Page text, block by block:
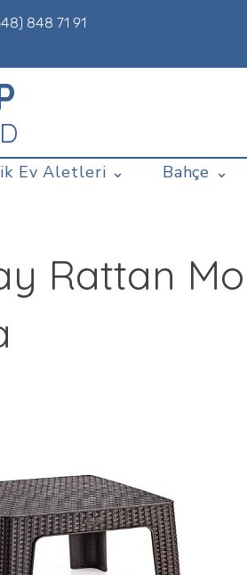
848 71 91
Ev Aletleri ⌄ Bahçe ⌄
Rattan